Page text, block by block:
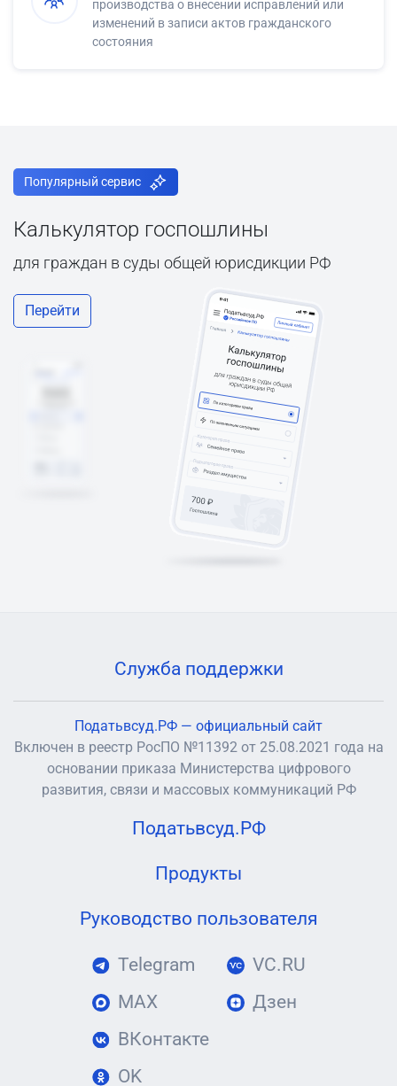
производства о внесении исправлений или
изменений в записи актов гражданского
состояния
Популярный сервис
Калькулятор госпошлины
для граждан в суды общей юрисдикции РФ
Перейти
Служба поддержки
Податьвсуд.РФ — официальный сайт
Включен в реестр РосПО №11392 от 25.08.2021 года на
основании приказа Министерства цифрового
развития, связи и массовых коммуникаций РФ
Податьвсуд.РФ
Продукты
Руководство пользователя
Telegram
MAX
ВКонтакте
OK
VC.RU
Дзен